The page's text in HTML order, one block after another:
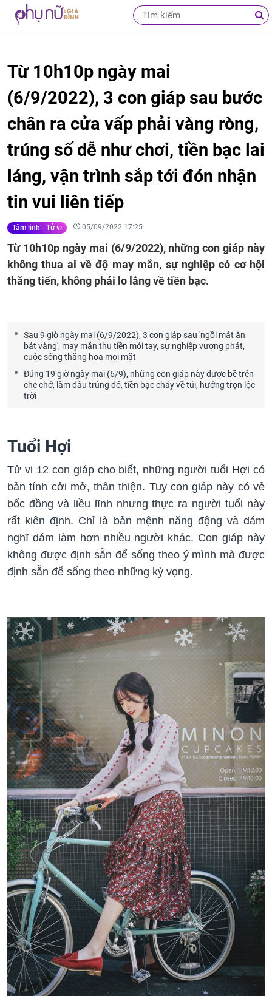
Từ 10h10p ngày mai
(6/9/2022), 3 con giáp sau bước
chân ra cửa vấp phải vàng ròng,
trúng số dễ như chơi, tiền bạc lai
láng, vận trình sắp tới đón nhận
tin vui liên tiếp
Tâm linh - Tử vi 05/09/2022 17:25
Từ 10h10p ngày mai (6/9/2022), những con giáp này
không thua ai về độ may mắn, sự nghiệp có cơ hội
thăng tiến, không phải lo lắng về tiền bạc.
Sau 9 giờ ngày mai (6/9/2022), 3 con giáp sau 'ngồi mát ăn
bát vàng', may mắn thu tiền mỏi tay, sự nghiệp vượng phát,
cuộc sống thăng hoa mọi mặt
Đúng 19 giờ ngày mai (6/9), những con giáp này được bề trên
che chở, làm đâu trúng đó, tiền bạc chảy về túi, hưởng trọn lộc
trời
Tuổi Hợi
Tử vi 12 con giáp cho biết, những người tuổi Hợi có
bản tính cởi mở, thân thiện. Tuy con giáp này có vẻ
bốc đồng và liều lĩnh nhưng thực ra người tuổi này
rất kiên định. Chỉ là bản mệnh năng động và dám
nghĩ dám làm hơn nhiều người khác. Con giáp này
không được định sẵn để sống theo ý mình mà được
định sẵn để sống theo những kỳ vọng.